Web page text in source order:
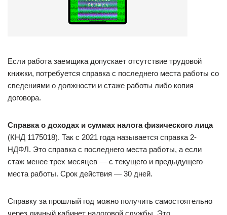
Если работа заемщика допускает отсутствие трудовой
книжки, потребуется справка с последнего места работы со
сведениями о должности и стаже работы либо копия
договора.
Справка о доходах и суммах налога физического лица
(КНД 1175018). Так с 2021 года называется справка 2-
НДФЛ. Это справка с последнего места работы, а если
стаж менее трех месяцев — с текущего и предыдущего
места работы. Срок действия — 30 дней.
Справку за прошлый год можно получить самостоятельно
через личный кабинет налоговой службы. Это